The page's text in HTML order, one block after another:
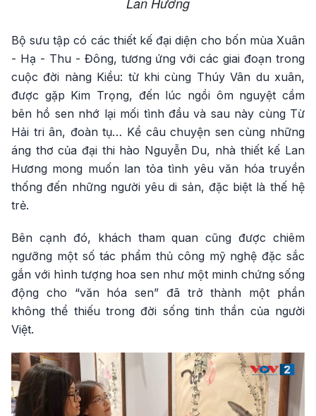
Bộ sưu tập có các thiết kế đại diện cho bốn mùa Xuân
- Hạ - Thu - Đông, tương ứng với các giai đoạn trong
cuộc đời nàng Kiều: từ khi cùng Thúy Vân du xuân,
được gặp Kim Trọng, đến lúc ngồi ôm nguyệt cầm
bên hồ sen nhớ lại mối tình đầu và sau này cùng Từ
Hải tri ân, đoàn tụ… Kể câu chuyện sen cùng những
áng thơ của đại thi hào Nguyễn Du, nhà thiết kế Lan
Hương mong muốn lan tỏa tình yêu văn hóa truyền
thống đến những người yêu di sản, đặc biệt là thế hệ
trẻ.
Bên cạnh đó, khách tham quan cũng được chiêm
ngưỡng một số tác phẩm thủ công mỹ nghệ đặc sắc
gắn với hình tượng hoa sen như một minh chứng sống
động cho “văn hóa sen” đã trở thành một phần
không thể thiếu trong đời sống tinh thần của người
Việt.